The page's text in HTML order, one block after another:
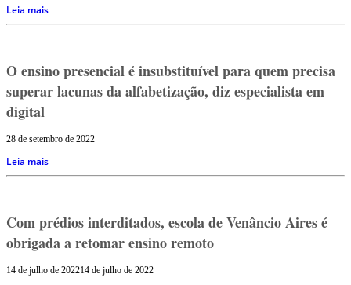
Leia mais
O ensino presencial é insubstituível para quem precisa
superar lacunas da alfabetização, diz especialista em
digital
28 de setembro de 2022
Leia mais
Com prédios interditados, escola de Venâncio Aires é
obrigada a retomar ensino remoto
14 de julho de 202214 de julho de 2022